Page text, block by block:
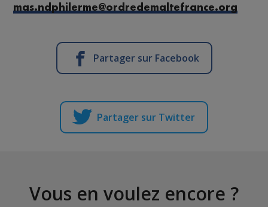
mas.ndphilerme@ordredemaltefrance.org
Partager sur Facebook
Partager sur Twitter
Vous en voulez encore ?